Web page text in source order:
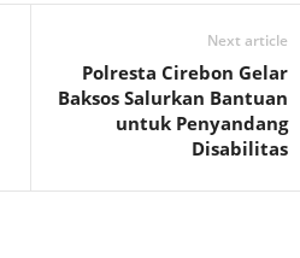
Next article
Polresta Cirebon Gelar
Baksos Salurkan Bantuan
untuk Penyandang
Disabilitas